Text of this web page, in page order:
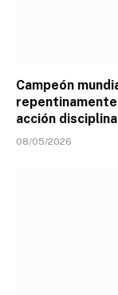
Campeón
acción
08/05/2026